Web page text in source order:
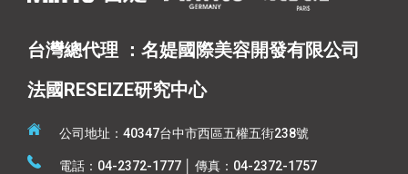
台灣總代理 ：名媞國際美容開發有限公司
法國RESEIZE研究中心
公司地址：40347台中市西區五權五街238號
電話：04-2372-1777 │ 傳真：04-2372-1757